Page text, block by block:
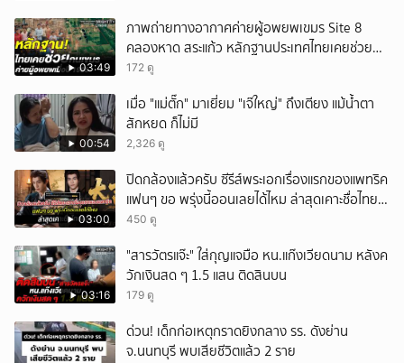
03:49
ภาพถ่ายทางอากาศค่ายผู้อพยพเขมร Site 8
คลองหาด สระแก้ว หลักฐานประเทศไทยเคยช่วยคน
เขมร
172 ดู
00:54
เมื่อ "แม่ตั๊ก" มาเยี่ยม "เจ๊ใหญ่" ถึงเตียง แม้น้ำตา
สักหยด ก็ไม่มี
2,326 ดู
03:00
ปิดกล้องแล้วครับ ซีรีส์พระเอกเรื่องแรกของแพทริค
แฟนๆ ขอ พรุ่งนี้ออนเลยได้ไหม ล่าสุดเคาะชื่อไทย
แล้ว
450 ดู
03:16
"สารวัตรแจ๊ะ" ใส่กุญแจมือ หน.แก๊งเวียดนาม หลังค
วักเงินสด ๆ 1.5 แสน ติดสินบน
179 ดู
ด่วน! เด็กก่อเหตุกราดยิงกลาง รร. ดังย่าน
จ.นนทบุรี พบเสียชีวิตแล้ว 2 ราย